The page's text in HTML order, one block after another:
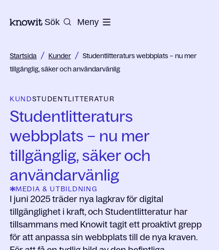
Till startsidan på Knowit
Sök Meny
Startsida / Kunder / Studentlitteraturs webbplats – nu mer
tillgänglig, säker och användarvänlig
KUNDSTUDENTLITTERATUR
Studentlitteraturs
webbplats – nu mer
tillgänglig, säker och
användarvänlig
MEDIA & UTBILDNING
I juni 2025 träder nya lagkrav för digital
tillgänglighet i kraft, och Studentlitteratur har
tillsammans med Knowit tagit ett proaktivt grepp
för att anpassa sin webbplats till de nya kraven.